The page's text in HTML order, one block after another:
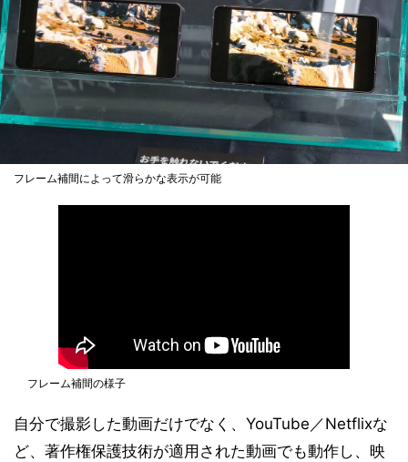
フレーム補間によって滑らかな表示が可能
フレーム補間の様子
自分で撮影した動画だけでなく、YouTube／Netflixな
ど、著作権保護技術が適用された動画でも動作し、映